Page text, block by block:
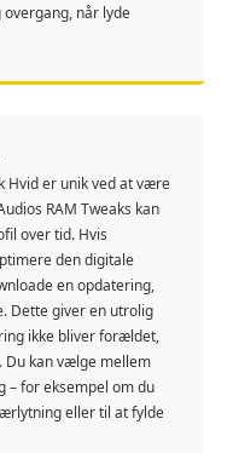
når lyde
Hvid er unik ved at være
RAM Tweaks kan
over tid. Hvis
den digitale
en opdatering,
Dette giver en utrolig
ikke bliver forældet,
Du kan vælge mellem
– for eksempel om du
eller til at fylde